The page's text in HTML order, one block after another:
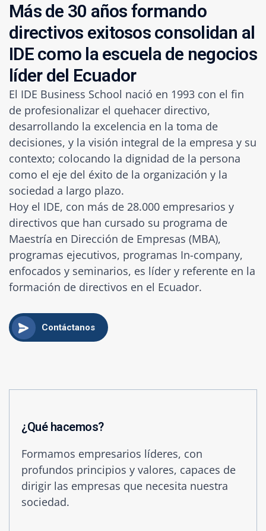
Más de 30 años formando
directivos exitosos consolidan al
IDE como la escuela de negocios
líder del Ecuador
El IDE Business School nació en 1993 con el fin
de profesionalizar el quehacer directivo,
desarrollando la excelencia en la toma de
decisiones, y la visión integral de la empresa y su
contexto; colocando la dignidad de la persona
como el eje del éxito de la organización y la
sociedad a largo plazo.
Hoy el IDE, con más de 28.000 empresarios y
directivos que han cursado su programa de
Maestría en Dirección de Empresas (MBA),
programas ejecutivos, programas In-company,
enfocados y seminarios, es líder y referente en la
formación de directivos en el Ecuador.
Contáctanos
¿Qué hacemos?
Formamos empresarios líderes, con
profundos principios y valores, capaces de
dirigir las empresas que necesita nuestra
sociedad.